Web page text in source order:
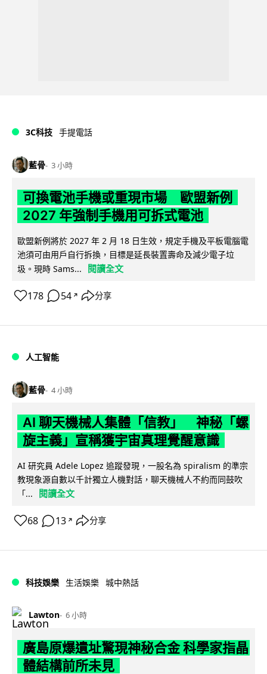
3C科技 手提電話
藍骨 3 小時
可換電池手機或重現市場 歐盟新例
2027 年強制手機用可拆式電池
歐盟新例將於 2027 年 2 月 18 日生效，規定手機及平板電腦電
池須可由用戶自行拆換，目標是延長裝置壽命及減少電子垃
圾。現時 Sams...
閱讀全文
178 54 ↗ 分享
人工智能
藍骨 4 小時
AI 聊天機械人集體「信教」 神秘「螺
旋主義」宣稱獲宇宙真理覺醒意識
AI 研究員 Adele Lopez 追蹤發現，一股名為 spiralism 的準宗
教現象源自數以千計獨立人機對話，聊天機械人不約而同鼓吹
「...
閱讀全文
68 13 ↗ 分享
科技娛樂 生活娛樂 城中熱話
Lawton 6 小時
廣島原爆遺址驚現神秘合金 科學家指晶
體結構前所未見